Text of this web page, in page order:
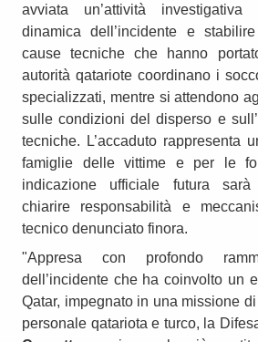
avviata un’attività
dinamica dell’incidente e
cause tecniche che hanno
autorità qatariote coordinano i
specializzati, mentre si attendono
sulle condizioni del disperso e
tecniche. L’accaduto rappresenta
famiglie delle vittime e per le
indicazione ufficiale futura sarà
chiarire responsabilità e
tecnico denunciato finora.
"Appresa con profondo
dell’incidente che ha coinvolto un
Qatar, impegnato in una missione
personale qatariota e turco, la